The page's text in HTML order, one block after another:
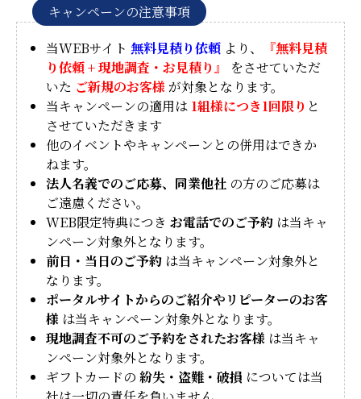
キャンペーンの注意事項
当WEBサイト 無料見積り依頼 より、
『無料見積
り依頼 + 現地調査・お見積り』
をさせていただ
いた ご新規のお客様 が対象となります。
当キャンペーンの適用は 1組様につき1回限り と
させていただきます
他のイベントやキャンペーンとの併用はできか
ねます。
法人名義でのご応募、同業他社 の方のご応募は
ご遠慮ください。
WEB限定特典につき お電話でのご予約 は当キャ
ンペーン対象外となります。
前日・当日のご予約 は当キャンペーン対象外と
なります。
ポータルサイトからのご紹介やリピーターのお客
様 は当キャンペーン対象外となります。
現地調査不可のご予約をされたお客様 は当キャ
ンペーン対象外となります。
ギフトカードの 紛失・盗難・破損 については当